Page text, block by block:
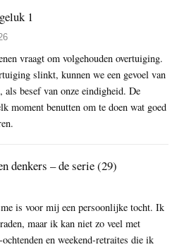
1
vraagt om volgehouden overtuiging.
slinkt, kunnen we een gevoel van
als besef van onze eindigheid. De
moment benutten om te doen wat goed
denkers – de serie (29)
is voor mij een persoonlijke tocht. Ik
maar ik kan niet zo veel met
en weekend-retraites die ik